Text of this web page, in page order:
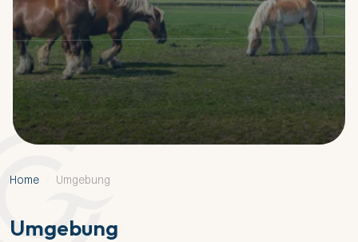
Home Umgebung
Umgebung